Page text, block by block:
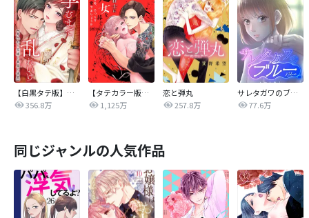
【白黒タテ版】孕むまで乱れいけ～身代わり花嫁と軍服の猛愛
356.8万
【タテカラー版】漣蒼士に処女を捧ぐ～さあ、じっくり愛でましょうか
1,125万
恋と弾丸
257.8万
サレタガワのブルー【タテヨミ】
77.6万
同じジャンルの人気作品